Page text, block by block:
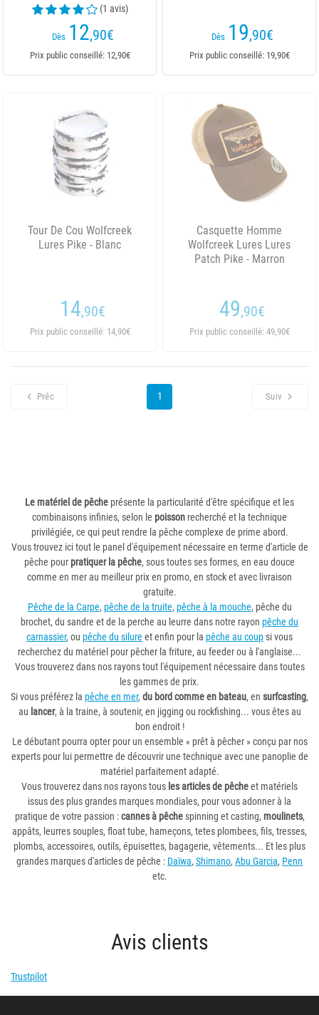
(1 avis)
Dès 12,90€
Prix public conseillé: 12,90€
Dès 19,90€
Prix public conseillé: 19,90€
Tour De Cou Wolfcreek
Lures Pike - Blanc
14,90€
Prix public conseillé: 14,90€
Casquette Homme
Wolfcreek Lures Lures
Patch Pike - Marron
49,90€
Prix public conseillé: 49,90€
Préc 1 Suiv
Le matériel de pêche présente la particularité d'être spécifique et les
combinaisons infinies, selon le poisson recherché et la technique
privilégiée, ce qui peut rendre la pêche complexe de prime abord.
Vous trouvez ici tout le panel d'équipement nécessaire en terme d'article de
pêche pour pratiquer la pêche, sous toutes ses formes, en eau douce
comme en mer au meilleur prix en promo, en stock et avec livraison
gratuite.
Pêche de la Carpe, pêche de la truite, pêche à la mouche, pêche du
brochet, du sandre et de la perche au leurre dans notre rayon pêche du
carnassier, ou pêche du silure et enfin pour la pêche au coup si vous
recherchez du matériel pour pêcher la friture, au feeder ou à l'anglaise...
Vous trouverez dans nos rayons tout l'équipement nécessaire dans toutes
les gammes de prix.
Si vous préférez la pêche en mer, du bord comme en bateau, en surfcasting,
au lancer, à la traine, à soutenir, en jigging ou rockfishing... vous êtes au
bon endroit !
Le débutant pourra opter pour un ensemble « prêt à pêcher » conçu par nos
experts pour lui permettre de découvrir une technique avec une panoplie de
matériel parfaitement adapté.
Vous trouverez dans nos rayons tous les articles de pêcheet matériels
issus des plus grandes marques mondiales, pour vous adonner à la
pratique de votre passion :cannes à pêchespinning et casting, moulinets,
appâts, leurres souples, float tube, hameçons, tetes plombees, fils, tresses,
plombs, accessoires, outils, épuisettes, bagagerie, vêtements... Et les plus
grandes marques d'articles de pêche : Daïwa, Shimano, Abu Garcia, Penn
etc.
Avis clients
Trustpilot